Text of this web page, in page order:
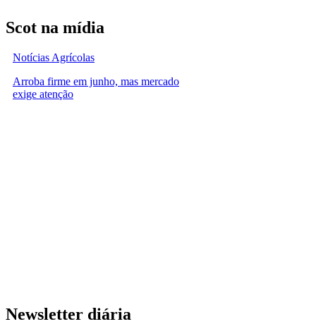
Scot na mídia
Notícias Agrícolas
Arroba firme em junho, mas mercado
exige atenção
Newsletter diária